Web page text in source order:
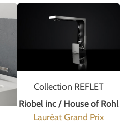
Collection REFLET
Riobel inc / House of Rohl
Lauréat Grand Prix